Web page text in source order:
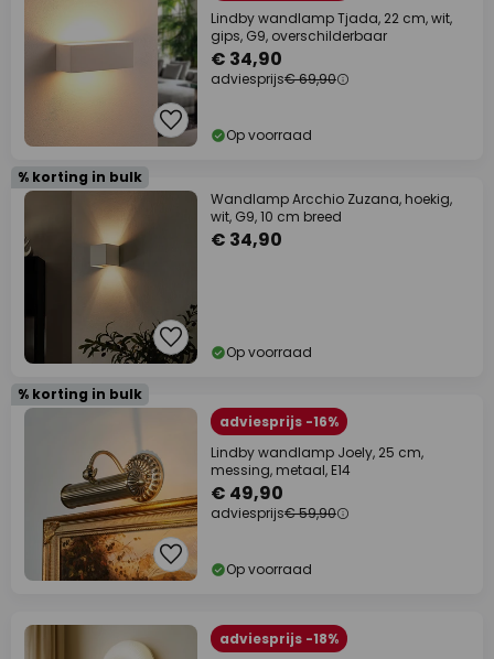
Lindby wandlamp Tjada, 22 cm, wit,
gips, G9, overschilderbaar
€ 34,90
adviesprijs€ 69,90
Op voorraad
% korting in bulk
Wandlamp Arcchio Zuzana, hoekig,
wit, G9, 10 cm breed
€ 34,90
Op voorraad
% korting in bulk
adviesprijs -16%
Lindby wandlamp Joely, 25 cm,
messing, metaal, E14
€ 49,90
adviesprijs€ 59,90
Op voorraad
adviesprijs -18%